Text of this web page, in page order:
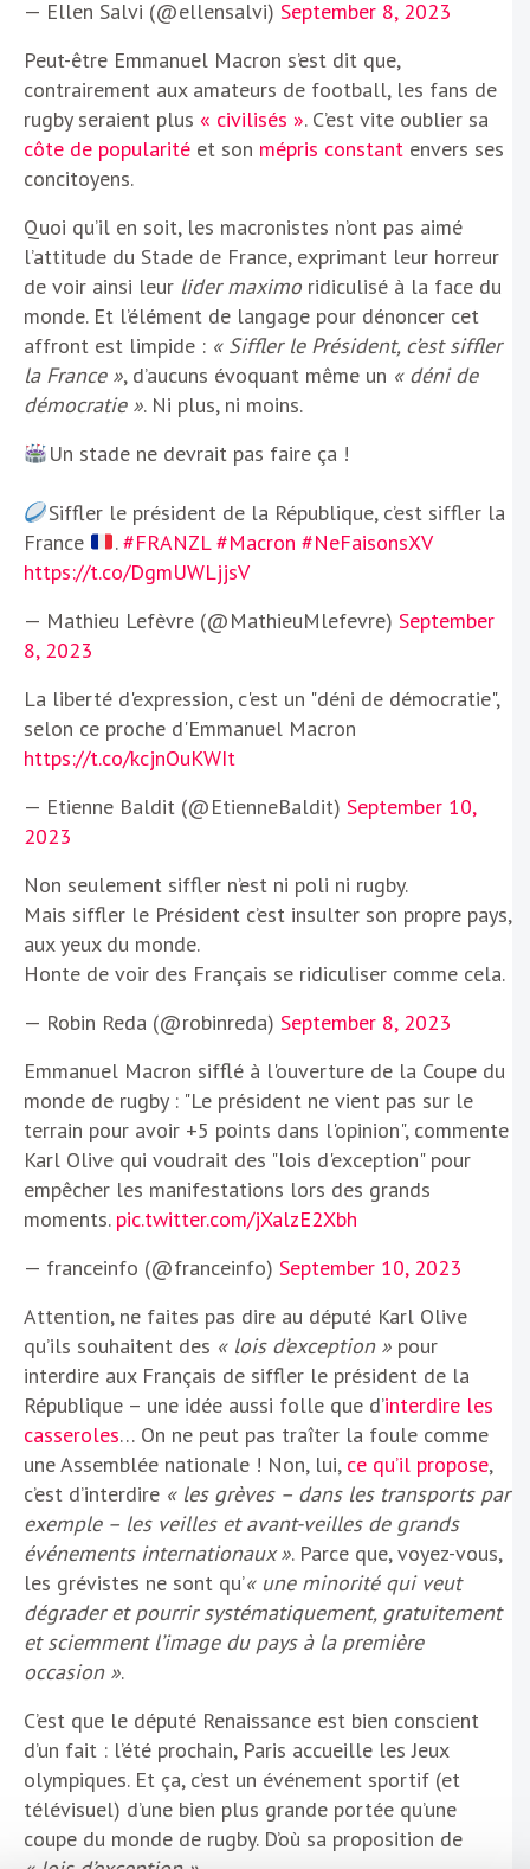
— Ellen Salvi (@ellensalvi) September 8, 2023
Peut-être Emmanuel Macron s’est dit que,
contrairement aux amateurs de football, les fans de
rugby seraient plus « civilisés ». C’est vite oublier sa
côte de popularité et son mépris constant envers ses
concitoyens.
Quoi qu’il en soit, les macronistes n’ont pas aimé
l’attitude du Stade de France, exprimant leur horreur
de voir ainsi leur lider maximo ridiculisé à la face du
monde. Et l’élément de langage pour dénoncer cet
affront est limpide : « Siffler le Président, c’est siffler
la France », d’aucuns évoquant même un « déni de
démocratie ». Ni plus, ni moins.
Un stade ne devrait pas faire ça !
Siffler le président de la République, c’est siffler la
France
.#FRANZL #Macron #NeFaisonsXV
https://t.co/DgmUWLjjsV
— Mathieu Lefèvre (@MathieuMlefevre) September
8, 2023
La liberté d'expression, c'est un "déni de démocratie",
selon ce proche d'Emmanuel Macron
https://t.co/kcjnOuKWIt
— Etienne Baldit (@EtienneBaldit) September 10,
2023
Non seulement siffler n’est ni poli ni rugby.
Mais siffler le Président c’est insulter son propre pays,
aux yeux du monde.
Honte de voir des Français se ridiculiser comme cela.
— Robin Reda (@robinreda) September 8, 2023
Emmanuel Macron sifflé à l'ouverture de la Coupe du
monde de rugby : "Le président ne vient pas sur le
terrain pour avoir +5 points dans l'opinion", commente
Karl Olive qui voudrait des "lois d'exception" pour
empêcher les manifestations lors des grands
moments. pic.twitter.com/jXalzE2Xbh
— franceinfo (@franceinfo) September 10, 2023
Attention, ne faites pas dire au député Karl Olive
qu’ils souhaitent des « lois d’exception » pour
interdire aux Français de siffler le président de la
République – une idée aussi folle que d’interdire les
casseroles… On ne peut pas traîter la foule comme
une Assemblée nationale ! Non, lui, ce qu’il propose,
c’est d’interdire « les grèves – dans les transports par
exemple – les veilles et avant-veilles de grands
événements internationaux ». Parce que, voyez-vous,
les grévistes ne sont qu’« une minorité qui veut
dégrader et pourrir systématiquement, gratuitement
et sciemment l’image du pays à la première
occasion ».
C’est que le député Renaissance est bien conscient
d’un fait : l’été prochain, Paris accueille les Jeux
olympiques. Et ça, c’est un événement sportif (et
télévisuel) d’une bien plus grande portée qu’une
coupe du monde de rugby. D’où sa proposition de